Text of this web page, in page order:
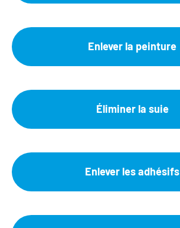
Enlever la peinture
Éliminer la suie
Enlever les adhésifs